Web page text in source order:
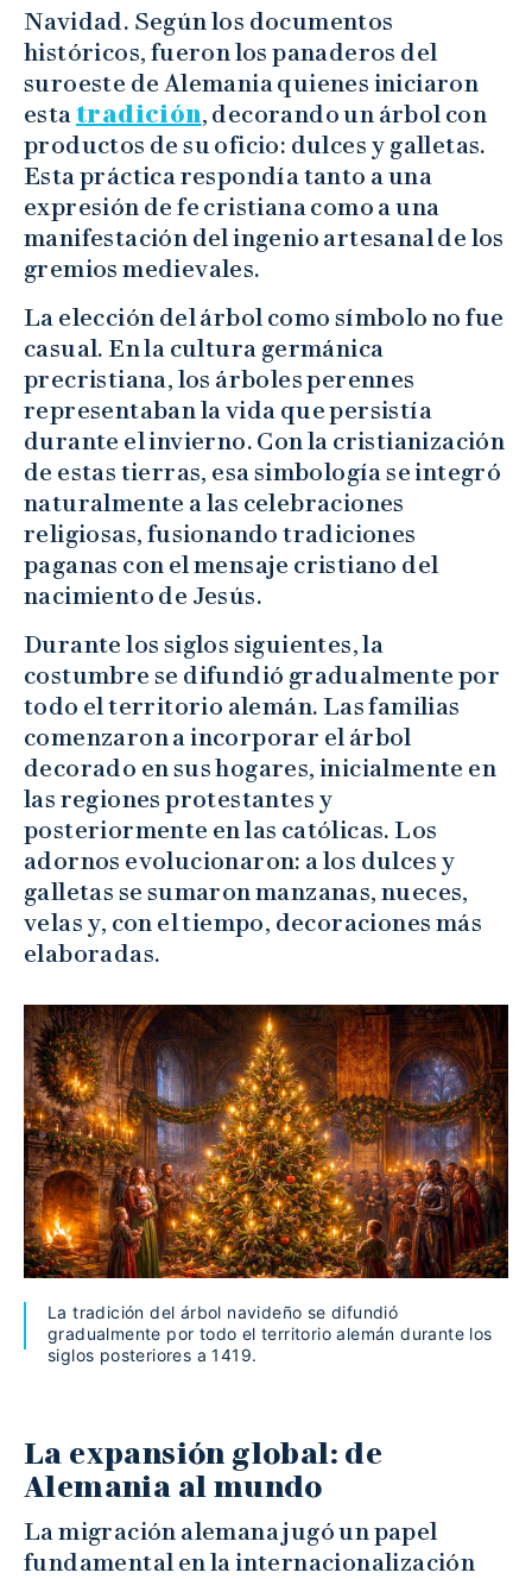
Navidad. Según los documentos
históricos, fueron los panaderos del
suroeste de Alemania quienes iniciaron
estatradición, decorando un árbol con
productos de su oficio: dulces y galletas.
Esta práctica respondía tanto a una
expresión de fe cristiana como a una
manifestación del ingenio artesanal de los
gremios medievales.
La elección del árbol como símbolo no fue
casual. En la cultura germánica
precristiana, los árboles perennes
representaban la vida que persistía
durante el invierno. Con la cristianización
de estas tierras, esa simbología se integró
naturalmente a las celebraciones
religiosas, fusionando tradiciones
paganas con el mensaje cristiano del
nacimiento de Jesús.
Durante los siglos siguientes, la
costumbre se difundió gradualmente por
todo el territorio alemán. Las familias
comenzaron a incorporar el árbol
decorado en sus hogares, inicialmente en
las regiones protestantes y
posteriormente en las católicas. Los
adornos evolucionaron: a los dulces y
galletas se sumaron manzanas, nueces,
velas y, con el tiempo, decoraciones más
elaboradas.
La tradición del árbol navideño se difundió
gradualmente por todo el territorio alemán durante los
siglos posteriores a 1419.
La expansión global: de
Alemania al mundo
La migración alemana jugó un papel
fundamental en la internacionalización